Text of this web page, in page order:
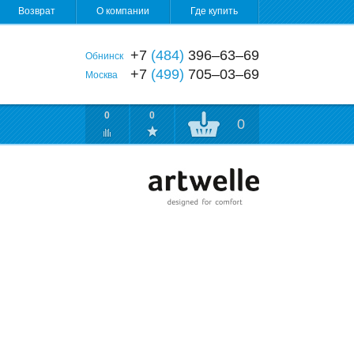
Возврат О компании Где купить
Обнинск +7 (484) 396‒63‒69
Москва +7 (499) 705‒03‒69
0 0
0